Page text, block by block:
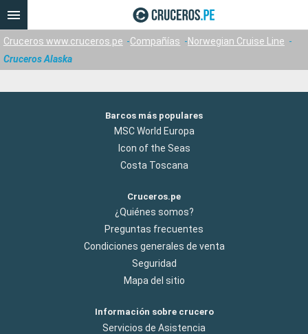
Cruceros www.cruceros.pe Compañías
Norwegian Cruise Line
Cruceros Alaska
Barcos más populares
MSC World Europa
Icon of the Seas
Costa Toscana
Cruceros.pe
¿Quiénes somos?
Preguntas frecuentes
Condiciones generales de venta
Seguridad
Mapa del sitio
Información sobre crucero
Servicios de Asistencia